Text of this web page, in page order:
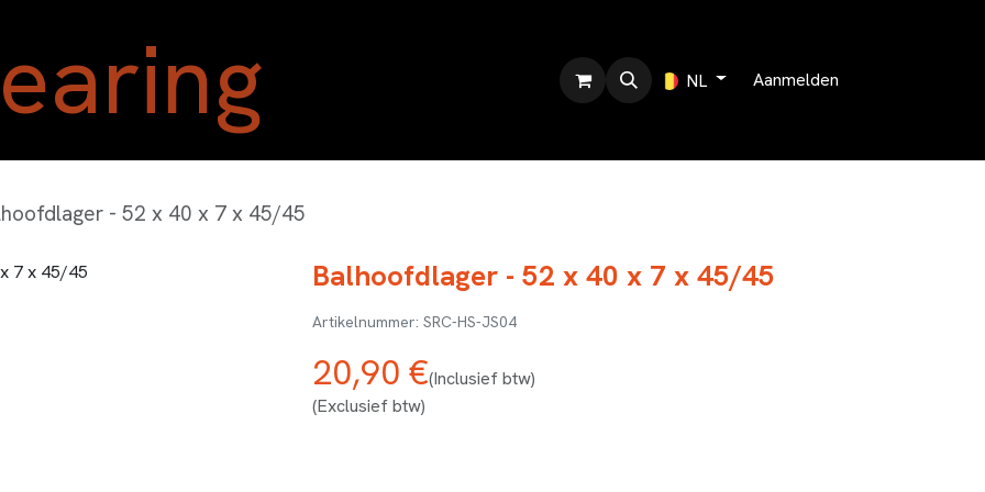
NL Aanmelden
- 52 x 40 x 7 x 45/45
Balhoofdlager - 52 x 40 x 7 x 45/45
SRC-HS-JS04
20,90 €(Inclusief btw)
(Exclusief btw)